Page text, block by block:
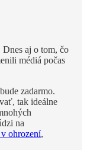
Dnes aj o tom, čo
médiá počas
zadarmo.
tak ideálne
na
ohrození,